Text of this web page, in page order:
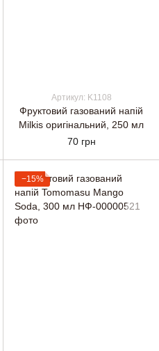
Артикул: K1108
Фруктовий газований напій
Milkis оригінальний, 250 мл
70 грн
−15%